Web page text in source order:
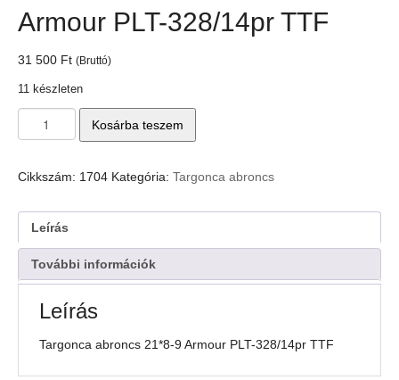
Armour PLT-328/14pr TTF
31 500 Ft (Bruttó)
11 készleten
abroncs
9
328/14pr
TTF
mennyiség
Kosárba teszem
Cikkszám: 1704 Kategória: Targonca abroncs
Leírás
További információk
Leírás
Targonca abroncs 21*8-9 Armour PLT-328/14pr TTF